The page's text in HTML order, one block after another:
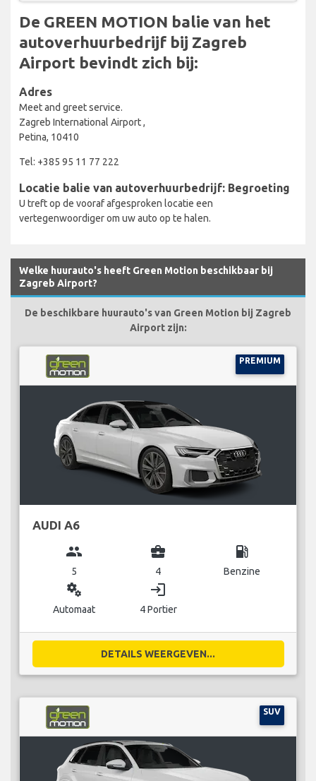
De GREEN MOTION balie van het
autoverhuurbedrijf bij Zagreb
Airport bevindt zich bij:
Adres
Meet and greet service.
Zagreb International Airport ,
Petina, 10410
Tel: +385 95 11 77 222
Locatie balie van autoverhuurbedrijf: Begroeting
U treft op de vooraf afgesproken locatie een
vertegenwoordiger om uw auto op te halen.
Welke huurauto's heeft Green Motion beschikbaar bij
Zagreb Airport?
De beschikbare huurauto's van Green Motion bij Zagreb
Airport zijn:
PREMIUM
AUDI A6
group
5
business_center
4
local_gas_station
Benzine
miscellaneous_services
Automaat
login
4 Portier
DETAILS WEERGEVEN...
SUV